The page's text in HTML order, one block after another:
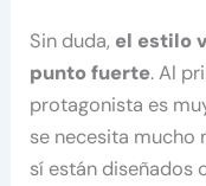
Sin duda, el estilo
punto fuerte. Al
protagonista es
se necesita mucho
sí están diseñados